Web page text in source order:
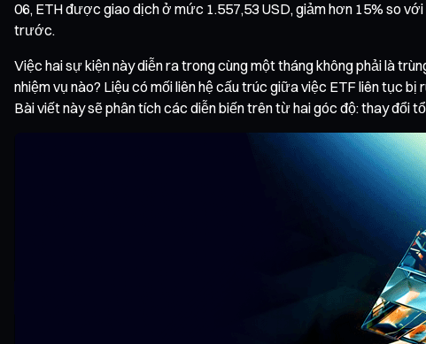
06, ETH được giao dịch ở mức 1.557,53 USD, giảm hơn 15% so
trước.
Việc hai sự kiện này diễn ra trong cùng một tháng không phải là
nhiệm vụ nào? Liệu có mối liên hệ cấu trúc giữa việc ETF liên tục
Bài viết này sẽ phân tích các diễn biến trên từ hai góc độ: thay đổi